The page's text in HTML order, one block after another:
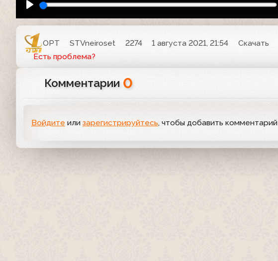
ОРТ STVneiroset 2274 1 августа 2021, 21:54
Скачать
Есть проблема?
Комментарии 0
Войдите или зарегистрируйтесь, чтобы добавить комментарий